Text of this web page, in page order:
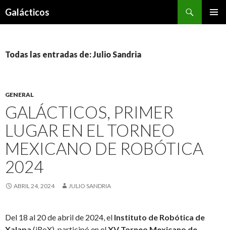
Galácticos
Todas las entradas de: Julio Sandria
GENERAL
GALÁCTICOS, PRIMER
LUGAR EN EL TORNEO
MEXICANO DE ROBÓTICA
2024
ABRIL 24, 2024 JULIO SANDRIA
Del 18 al 20 de abril de 2024, el Instituto de Robótica de